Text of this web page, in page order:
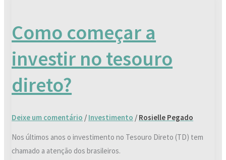
Como começar a
investir no tesouro
direto?
Deixe um comentário / Investimento / Rosielle Pegado
Nos últimos anos o investimento no Tesouro Direto (TD) tem
chamado a atenção dos brasileiros.
a
investir
no
tesouro
direto?